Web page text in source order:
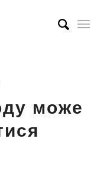
може